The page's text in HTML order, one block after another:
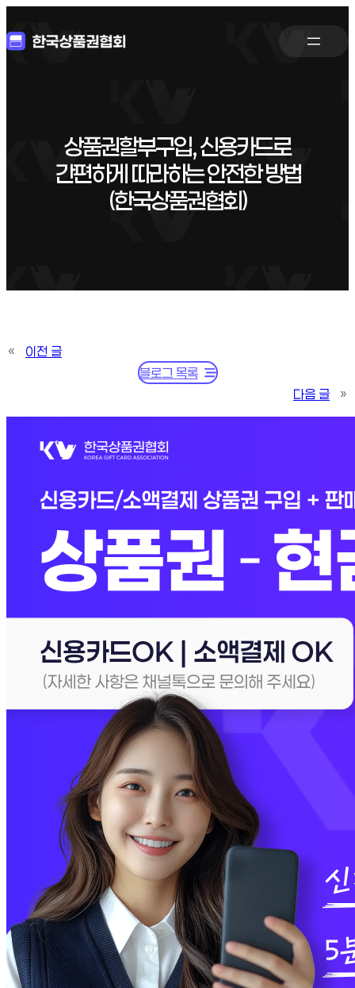
상품권할부구입, 신용카드로
간편하게 따라하는 안전한 방법
(한국상품권협회)
«
이전 글
블로그 목록
다음 글
»